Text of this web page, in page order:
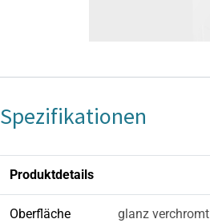
Spezifikationen
Produktdetails
Oberfläche glanz verchromt